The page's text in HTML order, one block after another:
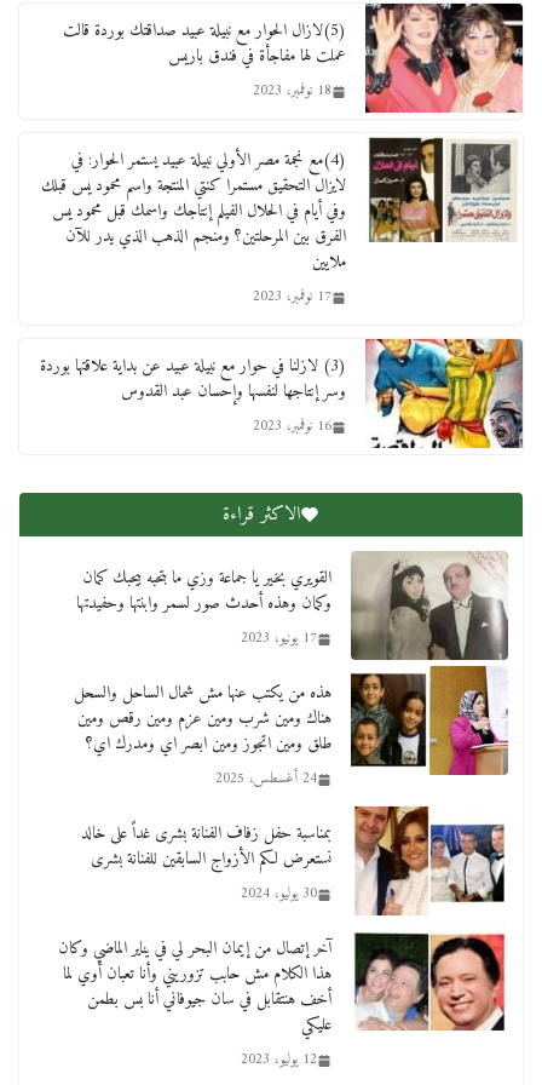
لأول فرع لمدارس لها بمصر في فينا بحضور ولي
العهد
(5)لازال الحوار مع نبيلة عبيد صداقتك بوردة قالت
عملت لها مفاجأة في فندق باريس
18 نوفمبر، 2023
(4)مع نجمة مصر الأولي نبيلة عبيد يستمر الحوار: في
لايزال التحقيق مستمرا كنتي المنتجة واسم محمود يس قبلك
وفي أيام في الحلال الفيلم إنتاجك واسمك قبل محمود يس
الفرق بين المرحلتين؟ ومنجم الذهب الذي يدر للآن
ملايين
17 نوفمبر، 2023
(3) لازلنا في حوار مع نبيلة عبيد عن بداية علاقتها بوردة
وسر إنتاجها لنفسها وإحسان عبد القدوس
16 نوفمبر، 2023
الاكثر قراءة
القويري بخير يا جماعة وزي ما بتحبه بيحبك كمان
وكمان وهذه أحدث صور لسمر وابنتها وحفيدتها
17 يونيو، 2023
هذه من يكتب عنها مش شمال الساحل والسحل
هناك ومين شرب ومين عزم ومين رقص ومين
طلق ومين اتجوز ومين ابصر اي ومدرك اي؟
24 أغسطس، 2025
بمناسبة حفل زفاف الفنانة بشرى غداً على خالد
نستعرض لكم الأزواج السابقين للفنانة بشرى
30 يوليو، 2024
آخر إتصال من إيمان البحر لي في يناير الماضي وكان
هذا الكلام مش حابب تزوريني وأنا تعبان أوي لما
أخف هنتقابل في سان جيوفاني أنا بس بطمن
عليكي
12 يوليو، 2023